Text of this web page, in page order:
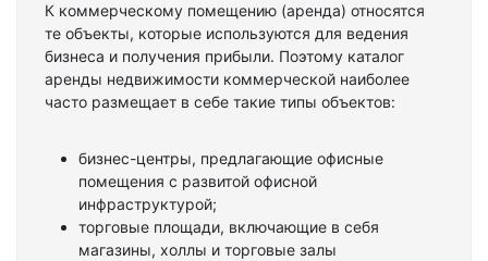
К коммерческому помещению (аренда) относятся
те объекты, которые используются для ведения
бизнеса и получения прибыли. Поэтому каталог
аренды недвижимости коммерческой наиболее
часто размещает в себе такие типы объектов:
бизнес-центры, предлагающие офисные
помещения с развитой офисной
инфраструктурой;
торговые площади, включающие в себя
магазины, холлы и торговые залы